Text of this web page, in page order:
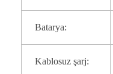
Batarya:
Kablosuz şarj: